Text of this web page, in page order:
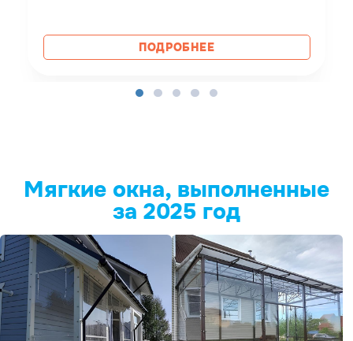
ПОДРОБНЕЕ
Мягкие окна, выполненные
за 2025 год